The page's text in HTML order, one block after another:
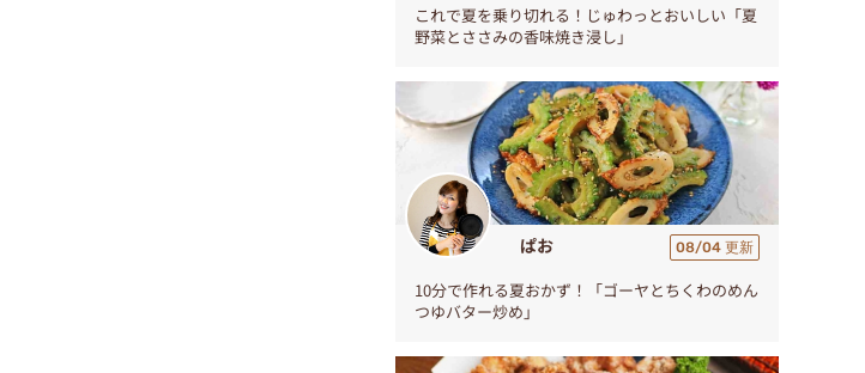
これで夏を乗り切れる！じゅわっとおいしい「夏
野菜とささみの香味焼き浸し」
ぱお 08/04 更新
10分で作れる夏おかず！「ゴーヤとちくわのめん
つゆバター炒め」